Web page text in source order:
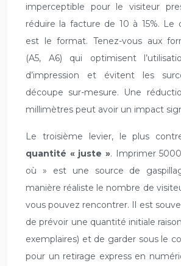
imperceptible pour le visiteur
réduire la facture de 10 à 15%. Le
est le format. Tenez-vous aux
(A5, A6) qui optimisent
d’impression et évitent les
découpe sur-mesure. Une
millimètres peut avoir un impact
Le troisième levier, le plus
quantité « juste ». Imprimer
où » est une source de
manière réaliste le nombre de
vous pouvez rencontrer. Il est
de prévoir une quantité initiale
exemplaires) et de garder sous le
pour un retirage express en